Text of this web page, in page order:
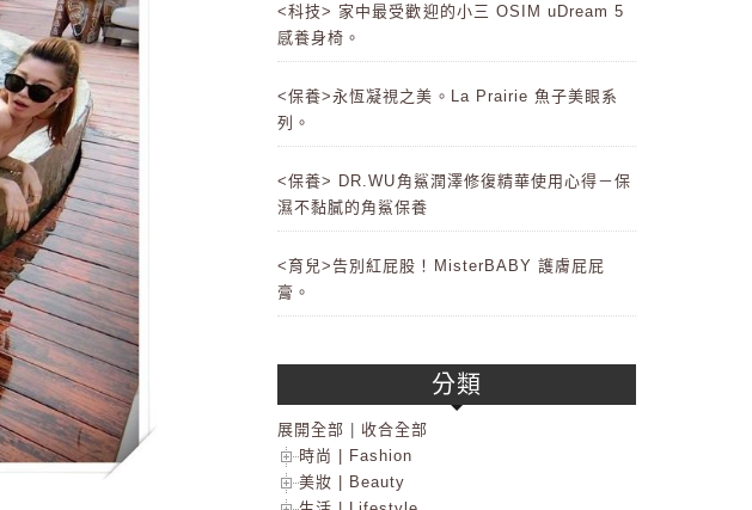
<科技> 家中最受歡迎的小三 OSIM uDream 5
感養身椅。
<保養>永恆凝視之美。La Prairie 魚子美眼系
列。
<保養> DR.WU角鯊潤澤修復精華使用心得－保
濕不黏膩的角鯊保養
<育兒>告別紅屁股！MisterBABY 護膚屁屁
膏。
分類
展開全部
收合全部
時尚 | Fashion
美妝 | Beauty